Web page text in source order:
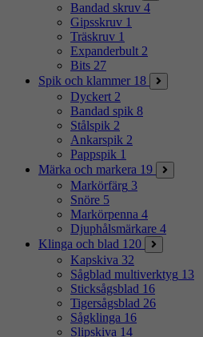
Bandad skruv 4
Gipsskruv 1
Träskruv 1
Expanderbult 2
Bits 27
Spik och klammer 18
Dyckert 2
Bandad spik 8
Stålspik 2
Ankarspik 2
Pappspik 1
Märka och markera 19
Markörfärg 3
Snöre 5
Markörpenna 4
Djuphålsmärkare 4
Klinga och blad 120
Kapskiva 32
Sågblad multiverktyg 13
Sticksågsblad 16
Tigersågsblad 26
Sågklinga 16
Slipskiva 14